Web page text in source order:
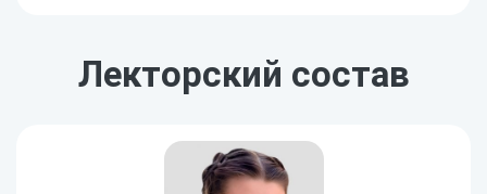
Лекторский состав